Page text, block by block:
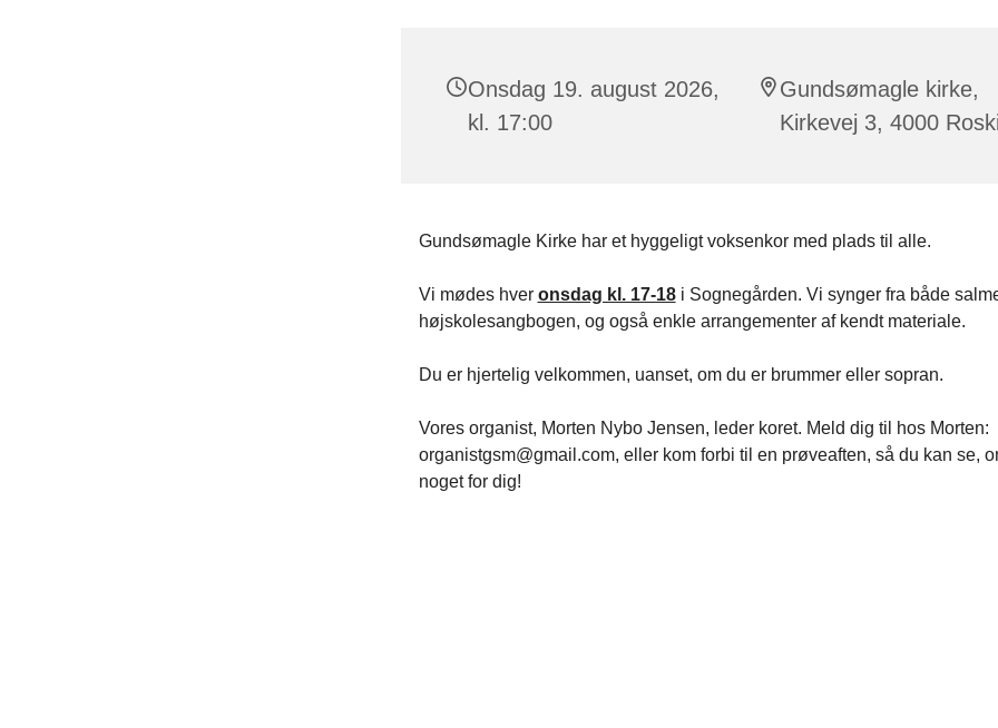
Onsdag 19. august 2026,
kl. 17:00
Gundsømagle kirke,
Kirkevej 3, 4000
Gundsømagle Kirke har et hyggeligt voksenkor med plads til alle.
Vi mødes hver onsdag kl. 17-18i Sognegården. Vi synger fra både
højskolesangbogen, og også enkle arrangementer af kendt materiale.
Du er hjertelig velkommen, uanset, om du er brummer eller sopran.
Vores organist, Morten Nybo Jensen, leder koret. Meld dig til hos Morten:
organistgsm@gmail.com, eller kom forbi til en prøveaften, så du kan se,
noget for dig!